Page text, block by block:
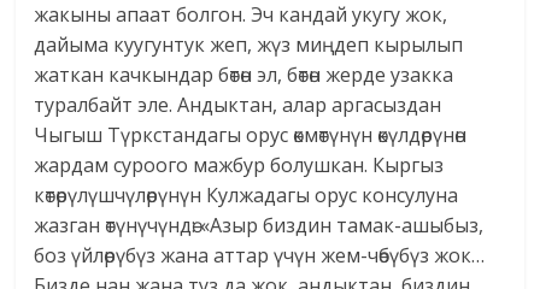
жакыны апаат болгон. Эч кандай укугу жок,
дайыма куугунтук жеп, жүз миңдеп кырылып
жаткан качкындар бөтөн эл, бөтөн жерде узакка
туралбайт эле. Андыктан, алар аргасыздан
Чыгыш Түркстандагы орус өкмөтүнүн өкүлдөрүнөн
жардам суроого мажбур болушкан. Кыргыз
көтөрүлүшчүлөрүнүн Кулжадагы орус консулуна
жазган өтүнүчүндө: «Азыр биздин тамак-ашыбыз,
боз үйлөрүбүз жана аттар үчүн жем-чөбүбүз жок…